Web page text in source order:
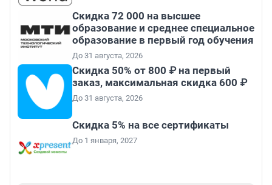
Скидка 72 000 на высшее
образование и среднее специальное
образование в первый год обучения
До 31 августа, 2026
Скидка 50% от 800 ₽ на первый
заказ, максимальная скидка 600 ₽
До 31 августа, 2026
Скидка 5% на все сертификаты
До 1 января, 2027